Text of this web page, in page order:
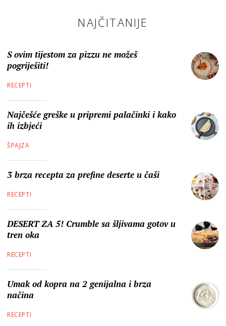
NAJČITANIJE
S ovim tijestom za pizzu ne možeš
pogriješiti!
RECEPTI
Najčešće greške u pripremi palačinki i kako
ih izbjeći
ŠPAJZA
3 brza recepta za prefine deserte u čaši
RECEPTI
DESERT ZA 5! Crumble sa šljivama gotov u
tren oka
RECEPTI
Umak od kopra na 2 genijalna i brza
načina
RECEPTI